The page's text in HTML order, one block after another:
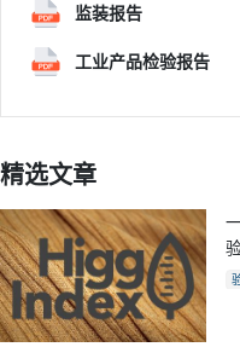
监装报告
工业产品检验报告
精选文章